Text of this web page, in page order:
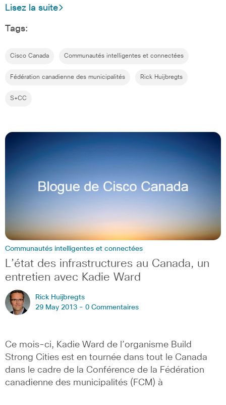
Lisez la suite
Tags:
Cisco Canada Communautés intelligentes et connectées
Fédération canadienne des municipalités Rick Huijbregts
S+CC
Communautés intelligentes et connectées
L’état des infrastructures au Canada, un
entretien avec Kadie Ward
Rick Huijbregts
29 May 2013 - 0 Commentaires
Ce mois-ci, Kadie Ward de l’organisme Build
Strong Cities est en tournée dans tout le Canada
dans le cadre de la Conférence de la Fédération
canadienne des municipalités (FCM) à